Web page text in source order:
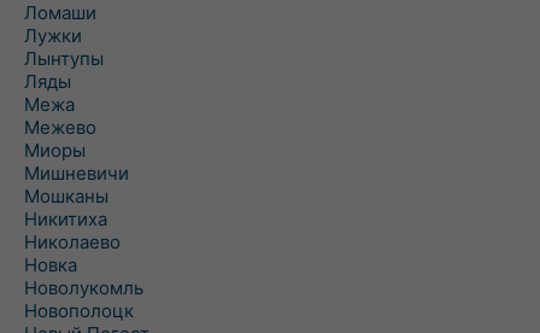
Ломаши
Лужки
Лынтупы
Ляды
Межа
Межево
Миоры
Мишневичи
Мошканы
Никитиха
Николаево
Новка
Новолукомль
Новополоцк